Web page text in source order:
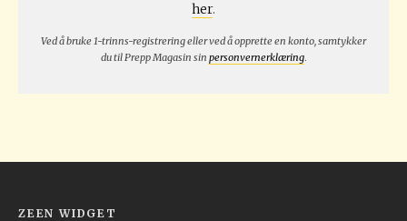
her.
Ved å bruke 1-trinns-registrering eller ved å opprette en konto, samtykker
du til Prepp Magasin sin personvernerklæring.
ZEEN WIDGET